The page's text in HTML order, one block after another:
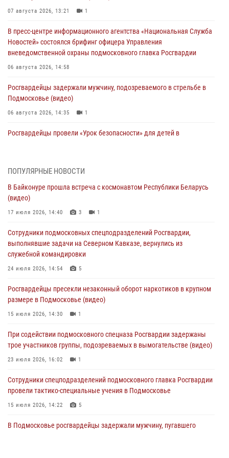
07 августа 2026, 13:21 1
В пресс-центре информационного агентства «Национальная Служба
Новостей» состоялся брифинг офицера Управления
вневедомственной охраны подмосковного главка Росгвардии
06 августа 2026, 14:58
Росгвардейцы задержали мужчину, подозреваемого в стрельбе в
Подмосковье (видео)
06 августа 2026, 14:35 1
Росгвардейцы провели «Урок безопасности» для детей в
подозреваемые в организации незаконной миграции и
изготовлении поддельных документов (видео)
05 августа 2026, 15:48
Сотрудники спецподразделения подмосковного главка Росгвардии
отработали навыки огневой подготовки на комплексных учениях
04 августа 2026, 12:21
сигналам «Тревога» с охраняемых объектов в Подмосковье
04 августа 2026, 12:15
(видео)
03 августа 2026, 15:32
ПОПУЛЯРНЫЕ НОВОСТИ
В Байконуре прошла встреча с космонавтом Республики Беларусь
(видео)
17 июля 2026, 14:40 3 1
Сотрудники подмосковных спецподразделений Росгвардии,
выполнявшие задачи на Северном Кавказе, вернулись из
служебной командировки
24 июля 2026, 14:54 5
Росгвардейцы пресекли незаконный оборот наркотиков в крупном
размере в Подмосковье (видео)
15 июля 2026, 14:30 1
При содействии подмосковного спецназа Росгвардии задержаны
трое участников группы, подозреваемых в вымогательстве (видео)
23 июля 2026, 16:02 1
Сотрудники спецподразделений подмосковного главка Росгвардии
провели тактико-специальные учения в Подмосковье
15 июля 2026, 14:22 5
В Подмосковье росгвардейцы задержали мужчину, пугавшего